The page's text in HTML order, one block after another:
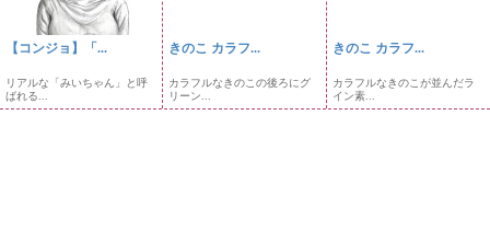
【コンジョ】「...
リアルな「みいちゃん」と呼
ばれる...
きのこ カラフ...
カラフルなきのこの後ろにグ
リーン...
きのこ カラフ...
カラフルなきのこが並んだラ
イン素...